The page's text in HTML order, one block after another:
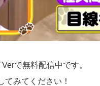
で無料配信中です。
てみてください！